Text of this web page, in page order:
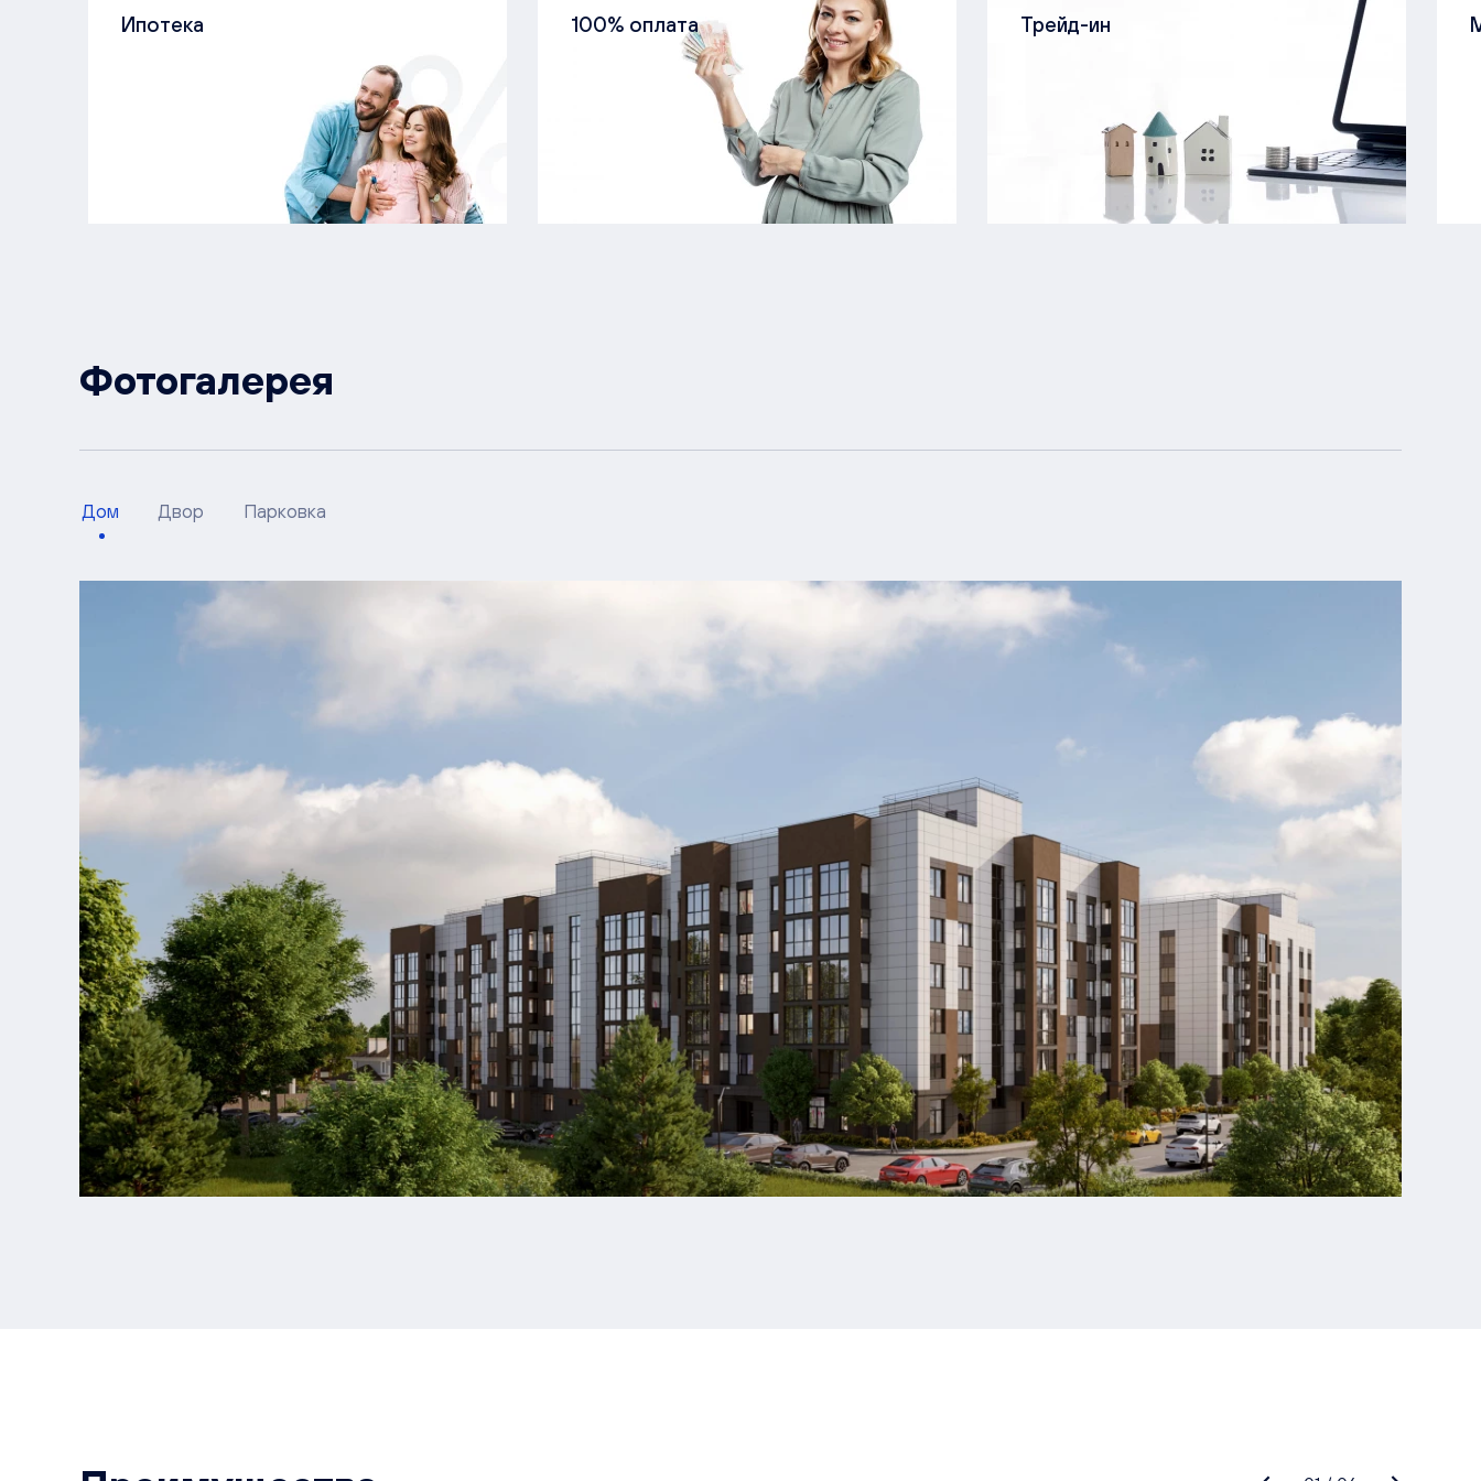
Ипотека 100% оплата Трейд-ин
Фотогалерея
Дом Двор Парковка